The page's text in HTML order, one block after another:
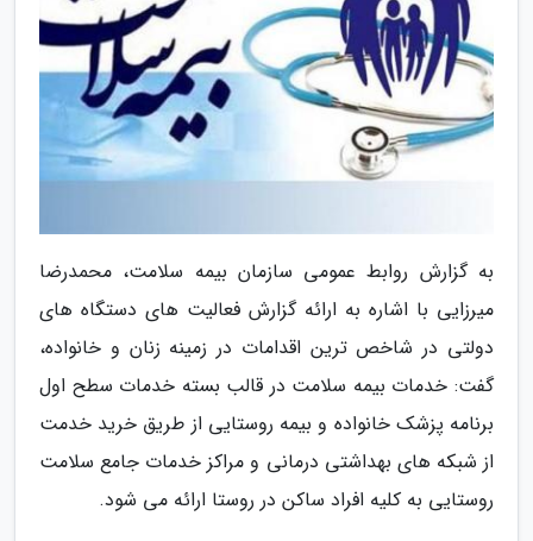
به گزارش روابط عمومی سازمان بیمه سلامت، محمدرضا
میرزایی با اشاره به ارائه گزارش فعالیت های دستگاه های
دولتی در شاخص ترین اقدامات در زمینه زنان و خانواده،
گفت: خدمات بیمه سلامت در قالب بسته خدمات سطح اول
برنامه پزشک خانواده و بیمه روستایی از طریق خرید خدمت
از شبکه های بهداشتی درمانی و مراکز خدمات جامع سلامت
روستایی به کلیه افراد ساکن در روستا ارائه می شود.